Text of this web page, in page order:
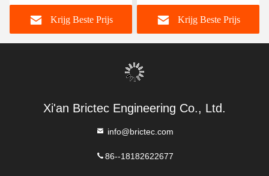
Snelle vuurtesten
Krijg Beste Prijs
bakstenen
Krijg Beste Prijs
Xi'an Brictec Engineering Co., Ltd.
info@brictec.com
86--18182622677